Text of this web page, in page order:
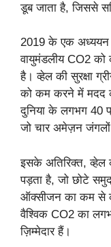
डूब जाता है, जिससे
2019 के एक अध्ययन
वायुमंडलीय CO2 को
है। व्हेल की सुरक्षा
को कम करने में मदद
दुनिया के लगभग 40
जो चार अमेज़न जंगलों
इसके अतिरिक्त, व्हेल
पड़ता है, जो छोटे
ऑक्सीजन का कम से
वैश्विक CO2 का
ज़िम्मेदार हैं।